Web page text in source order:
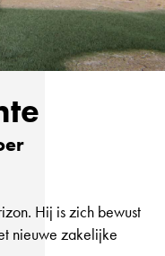
Hij is zich bewust
nieuwe zakelijke